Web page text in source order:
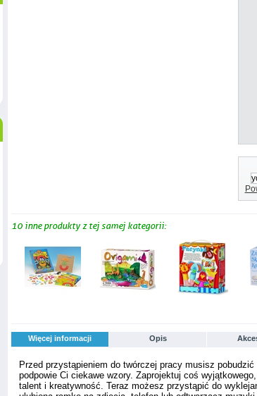
10 inne produkty z tej samej kategorii:
Więcej informacji Opis
Przed przystąpieniem do twórczej pracy musisz
podpowie Ci ciekawe wzory. Zaprojektuj coś
talent i kreatywność. Teraz możesz przystąpić do